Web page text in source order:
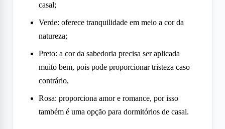
casal;
Verde: oferece tranquilidade em meio a cor da
natureza;
Preto: a cor da sabedoria precisa ser aplicada
muito bem, pois pode proporcionar tristeza caso
contrário,
Rosa: proporciona amor e romance, por isso
também é uma opção para dormitórios de casal.